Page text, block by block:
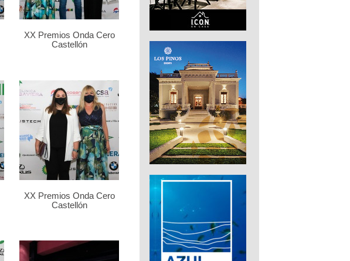
XX Premios Onda Cero
Castellón
XX Premios Onda Cero
Castellón